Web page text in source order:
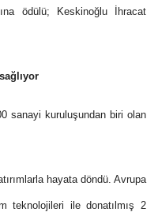
ödülü; Keskinoğlu İhracat
sanayi kuruluşundan biri olan
hayata döndü. Avrupa
teknolojileri ile donatılmış 2